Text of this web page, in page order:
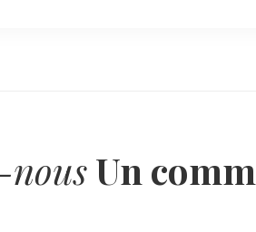
nousUn